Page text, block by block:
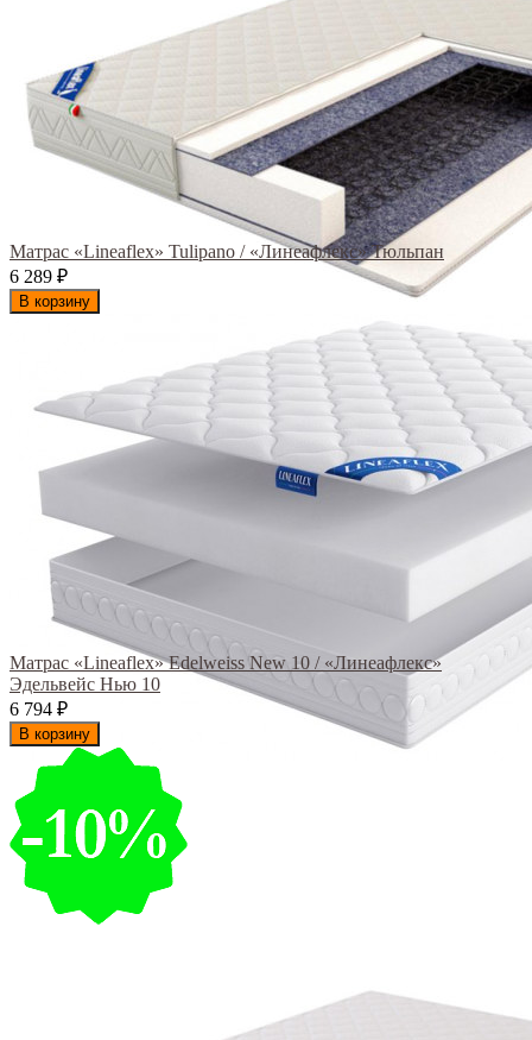
Матрас «Lineaflex» Tulipano / «Линеафлекс» Тюльпан
6 289 ₽
В корзину
Матрас «Lineaflex» Edelweiss New 10 / «Линеафлекс»
Эдельвейс Нью 10
6 794 ₽
В корзину